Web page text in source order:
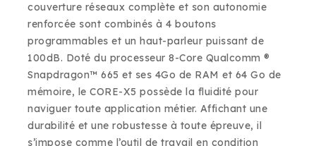
couverture réseaux complète et son autonomie
renforcée sont combinés à 4 boutons
programmables et un haut-parleur puissant de
100dB. Doté du processeur 8-Core Qualcomm ®
Snapdragon™ 665 et ses 4Go de RAM et 64 Go de
mémoire, le CORE-X5 possède la fluidité pour
naviguer toute application métier. Affichant une
durabilité et une robustesse à toute épreuve, il
s’impose comme l’outil de travail en condition